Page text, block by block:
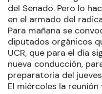
del Senado. Pero lo
en el armado del
Para mañana se
diputados orgánicos
UCR, que para el día
nueva conducción,
preparatoria del
El miércoles la